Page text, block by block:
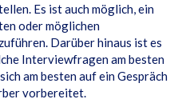
Es ist auch möglich, ein
oder möglichen
Darüber hinaus ist es
Interviewfragen am besten
am besten auf ein Gespräch
vorbereitet.